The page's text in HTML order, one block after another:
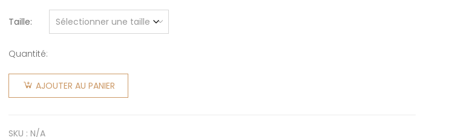
Taille
Quantité:
quantité
de Reine
du sable
AJOUTER AU PANIER
SKU : N/A